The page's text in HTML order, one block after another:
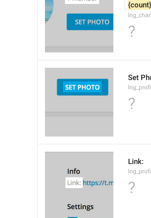
{count}
?
Set
?
Link:
?